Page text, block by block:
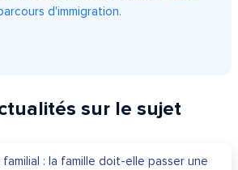
d'immigration.
sur le sujet
: la famille doit-elle passer une